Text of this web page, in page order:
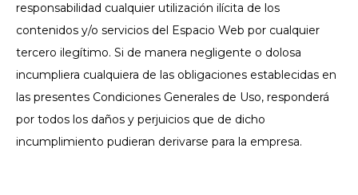
responsabilidad cualquier utilización ilícita de los
contenidos y/o servicios del Espacio Web por cualquier
tercero ilegítimo. Si de manera negligente o dolosa
incumpliera cualquiera de las obligaciones establecidas en
las presentes Condiciones Generales de Uso, responderá
por todos los daños y perjuicios que de dicho
incumplimiento pudieran derivarse para la empresa.